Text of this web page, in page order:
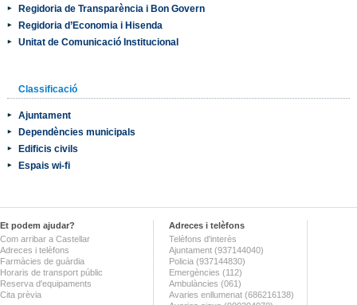
Regidoria de Transparència i Bon Govern
Regidoria d’Economia i Hisenda
Unitat de Comunicació Institucional
Classificació
Ajuntament
Dependències municipals
Edificis civils
Espais wi-fi
Et podem ajudar?
Com arribar a Castellar
Adreces i telèfons
Farmàcies de guàrdia
Horaris de transport públic
Reserva d'equipaments
Cita prèvia
Adreces i telèfons
Telèfons d'interès
Ajuntament (937144040)
Policia (937144830)
Emergències (112)
Ambulàncies (061)
Avaries enllumenat (686216138)